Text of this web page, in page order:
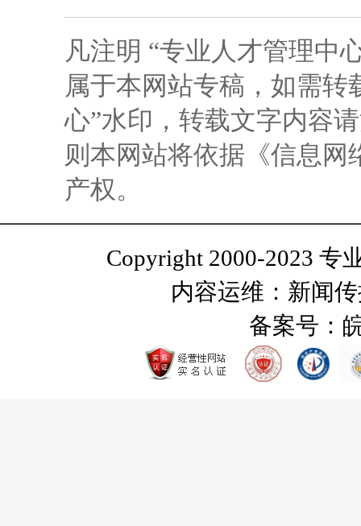
凡注明 “专业人才管理中
属于本网站专稿，如需转
心”水印，转载文字内容
则本网站将依据《信息
产权。
Copyright 2000-2023 专
内容运维：新闻
备案号：